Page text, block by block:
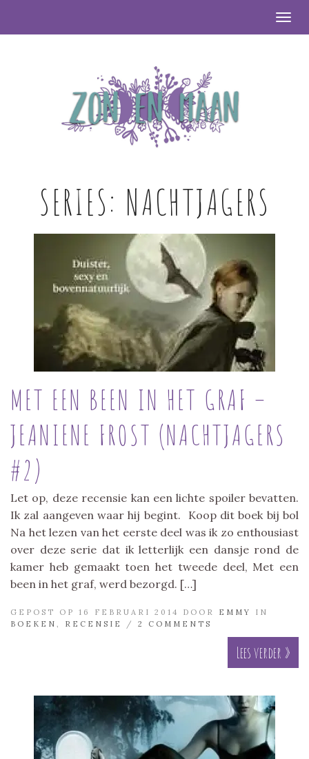
SERIES: NACHTJAGERS
MET EEN BEEN IN HET GRAF –
JEANIENE FROST (NACHTJAGERS
#2)
Let op, deze recensie kan een lichte spoiler bevatten.
Ik zal aangeven waar hij begint. Koop dit boek bij bol
Na het lezen van het eerste deel was ik zo enthousiast
over deze serie dat ik letterlijk een dansje rond de
kamer heb gemaakt toen het tweede deel, Met een
been in het graf, werd bezorgd. […]
GEPOST OP 16 FEBRUARI 2014 DOOR EMMY
IN
BOEKEN
RECENSIE / 2 COMMENTS
Lees verder »